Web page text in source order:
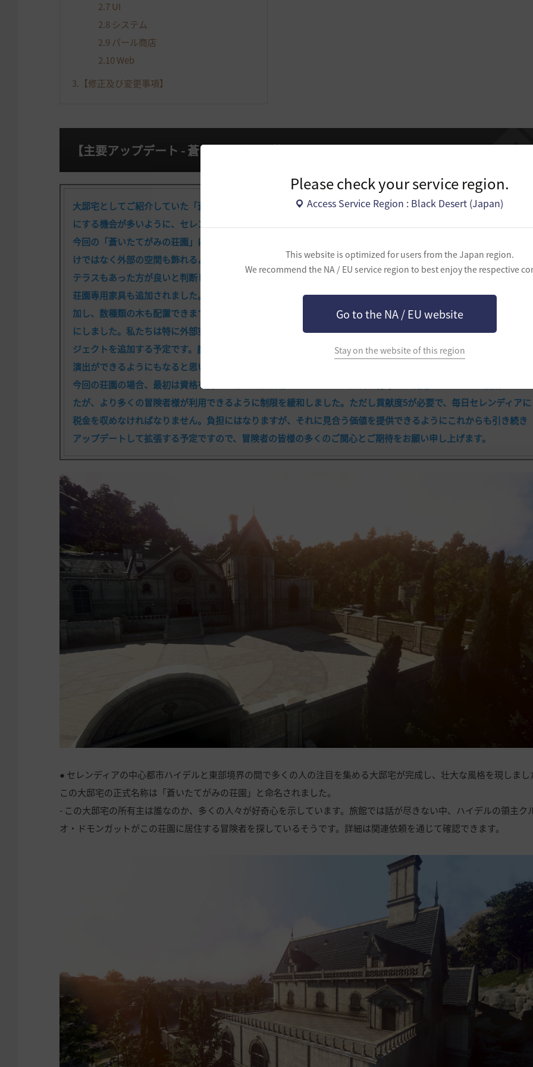
Please check your service region.
Access Service Region : Black Desert (Japan)
This website is optimized for users from the Japan region.
We recommend the NA / EU service region to best enjoy the respective
Go to the NA / EU website
Stay on the website of this region
2.7UI
2.8 システム
2.9 パール商店
2.10Web
3. 【修正及び変更事項】
【主要アップデート - 蒼いたてがみの荘園】
大邸宅としてご紹介していた「蒼いたてがみの荘園」が追加されました。1番目の荘園は、より多くの冒険者様が目
にする機会が多いように、セレンディアのハイデルと東部境界の間に位置しています。
今回の「蒼いたてがみの荘園」は、家を飾るロマンを拡張することに意味を持たせました。そのため邸宅の内部だ
けではなく外部の空間も飾れるようにして、邸宅全体を自由な表現ができるように開発しました。また、大邸宅に
テラスもあった方が良いと判断し、テラス空間を拡張して飾れるようにしました。
荘園専用家具も追加されました。庭を演出できる芝生と様々な花はもちろん、夜に見ても綺麗になるように照明も
加し、数種類の木も配置できます。「エフェクト型オブジェクト」も追加(ホタルなど)し、細かい演出ができるよう
にしました。私たちは特に外部空間でより様々な演出ができるように、これからも様々なコンセプトの家具やオブ
ジェクトを追加する予定です。庭で演奏会を開けるようにしたり、武闘場を作ったり、または庭園を中心とした農
演出ができるようにもなると思います。
今回の荘園の場合、最初は資格を持つ一部の冒険者様だけにレンタル証書を付与して利用できるように構成しまし
たが、より多くの冒険者様が利用できるように制限を緩和しました。ただし貢献度5が必要で、毎日セレンディアに
税金を収めなければなりません。負担にはなりますが、それに見合う価値を提供できるようにこれからも引き続き
アップデートして拡張する予定ですので、冒険者の皆様の多くのご関心とご期待をお願い申し上げます。
● セレンディアの中心都市ハイデルと東部境界の間で多くの人の注目を集める大邸宅が完成し、壮大な風格を現しまし
この大邸宅の正式名称は「蒼いたてがみの荘園」と命名されました。
- この大邸宅の所有主は誰なのか、多くの人々が好奇心を示しています。旅館では話が尽きない中、ハイデルの領主ク
オ・ドモンガットがこの荘園に居住する冒険者を探しているそうです。詳細は関連依頼を通じて確認できます。